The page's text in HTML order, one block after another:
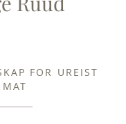
FOR UREIST
MAT